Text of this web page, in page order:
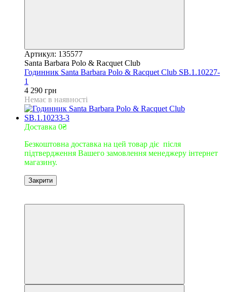
Артикул: 135577
Santa Barbara Polo & Racquet Club
Годинник Santa Barbara Polo & Racquet Club SB.1.10227-
1
4 290 грн
Немає в наявності
Доставка 0₴
Безкоштовна доставка на цей товар діє після
підтвердження Вашего замовлення менеджеру інтернет
магазину.
Закрити